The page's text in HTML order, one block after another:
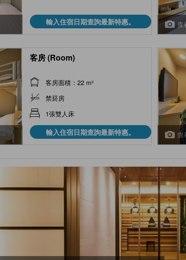
輸入住宿日期查詢最新特惠。 查
客房 (Room)
客房面積：22 m²
禁菸房
1張雙人床
輸入住宿日期查詢最新特惠。 查